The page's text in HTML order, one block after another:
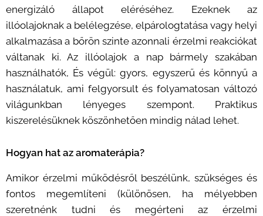
energizáló állapot eléréséhez. Ezeknek az
illóolajoknak a belélegzése, elpárologtatása vagy helyi
alkalmazása a bőrön szinte azonnali érzelmi reakciókat
váltanak ki. Az illóolajok a nap bármely szakában
használhatók, És végül: gyors, egyszerű és könnyű a
használatuk, ami felgyorsult és folyamatosan változó
világunkban lényeges szempont. Praktikus
kiszerelésüknek köszönhetően mindig nálad lehet.
Hogyan hat az aromaterápia?
Amikor érzelmi működésről beszélünk, szükséges és
fontos megemlíteni (különösen, ha mélyebben
szeretnénk tudni és megérteni az érzelmi